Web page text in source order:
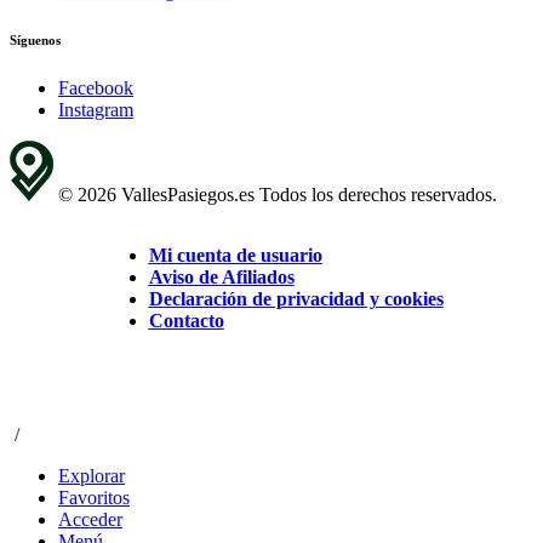
Síguenos
Facebook
Instagram
© 2026 VallesPasiegos.es Todos los derechos reservados.
Mi cuenta de usuario
Aviso de Afiliados
Declaración de privacidad y cookies
Contacto
/
Explorar
Favoritos
Acceder